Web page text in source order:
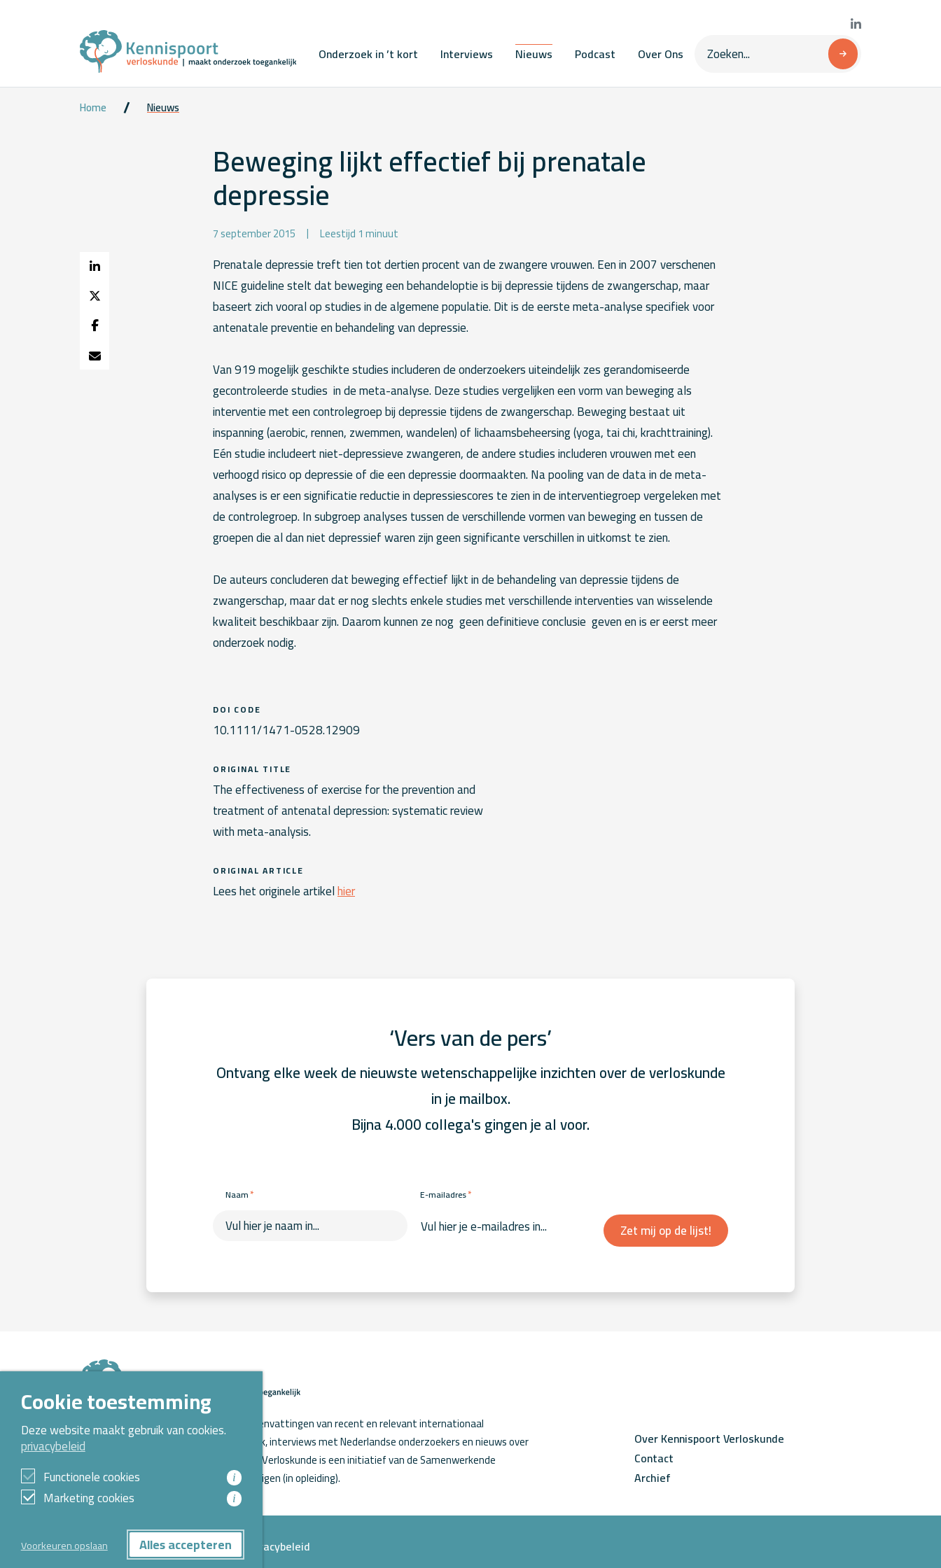
Onderzoek in ’t kort Interviews Nieuws Podcast Over Ons
Home Nieuws
Beweging lijkt effectief bij prenatale
depressie
7 september 2015 Leestijd 1 minuut
Prenatale depressie treft tien tot dertien procent van de zwangere vrouwen. Een in 2007 verschenen
NICE guideline stelt dat beweging een behandeloptie is bij depressie tijdens de zwangerschap, maar
baseert zich vooral op studies in de algemene populatie. Dit is de eerste meta-analyse specifiek voor
antenatale preventie en behandeling van depressie.
Van 919 mogelijk geschikte studies includeren de onderzoekers uiteindelijk zes gerandomiseerde
gecontroleerde studies in de meta-analyse. Deze studies vergelijken een vorm van beweging als
interventie met een controlegroep bij depressie tijdens de zwangerschap. Beweging bestaat uit
inspanning (aerobic, rennen, zwemmen, wandelen) of lichaamsbeheersing (yoga, tai chi, krachttraining).
Eén studie includeert niet-depressieve zwangeren, de andere studies includeren vrouwen met een
verhoogd risico op depressie of die een depressie doormaakten. Na pooling van de data in de meta-
analyses is er een significatie reductie in depressiescores te zien in de interventiegroep vergeleken met
de controlegroep. In subgroep analyses tussen de verschillende vormen van beweging en tussen de
groepen die al dan niet depressief waren zijn geen significante verschillen in uitkomst te zien.
De auteurs concluderen dat beweging effectief lijkt in de behandeling van depressie tijdens de
zwangerschap, maar dat er nog slechts enkele studies met verschillende interventies van wisselende
kwaliteit beschikbaar zijn. Daarom kunnen ze nog geen definitieve conclusie geven en is er eerst meer
onderzoek nodig.
DOI CODE
10.1111/1471-0528.12909
ORIGINAL TITLE
The effectiveness of exercise for the prevention and
treatment of antenatal depression: systematic review
with meta-analysis.
ORIGINAL ARTICLE
Lees het originele artikelhier
‘Vers van de pers’
Ontvang elke week de nieuwste wetenschappelijke inzichten over de verloskunde
in je mailbox.
Bijna 4.000 collega's gingen je al voor.
Naam* E-mailadres*
Zet mij op de lijst!
Op Kennispoort Verloskunde vind je samenvattingen van recent en relevant internationaal
verloskundig wetenschappelijk onderzoek, interviews met Nederlandse onderzoekers en nieuws over
o.a. aanstaande promoties. Kennispoort Verloskunde is een initiatief van de Samenwerkende
Opleidingen Verloskunde voor verloskundigen (in opleiding).
Over Kennispoort Verloskunde
Contact
Archief
© 2026 Alle rechten voorbehouden Privacybeleid
Cookie toestemming
Deze website maakt gebruik van cookies.
privacybeleid
Functionele cookies
i
Marketing cookies i
Voorkeuren opslaan Alles accepteren